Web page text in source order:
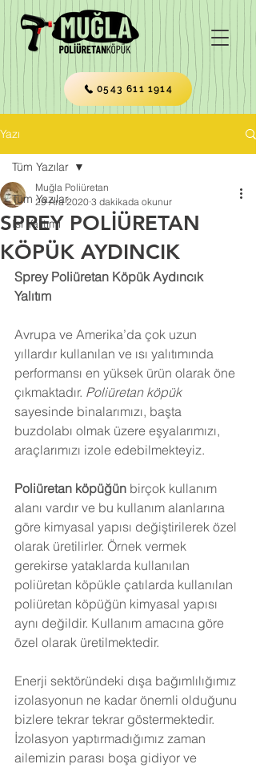
0543 611 1914
Yazı
Tüm Yazılar
Isı Yalıtımı
Tüm Yazılar
SPREY POLİÜRETAN
KÖPÜK AYDINCIK
Muğla Poliüretan
29 Ara 2020 3 dakikada okunur
Sprey Poliüretan Köpük Aydıncık
Yalıtım
Avrupa ve Amerika’da çok uzun
yıllardır kullanılan ve ısı yalıtımında
performansı en yüksek ürün olarak öne
çıkmaktadır. Poliüretan köpük
sayesinde binalarımızı, başta
buzdolabı olmak üzere eşyalarımızı,
araçlarımızı izole edebilmekteyiz.
Poliüretan köpüğün birçok kullanım
alanı vardır ve bu kullanım alanlarına
göre kimyasal yapısı değiştirilerek özel
olarak üretilirler. Örnek vermek
gerekirse yataklarda kullanılan
poliüretan köpükle çatılarda kullanılan
poliüretan köpüğün kimyasal yapısı
aynı değildir. Kullanım amacına göre
özel olarak üretilmektedir.
Enerji sektöründeki dışa bağımlılığımız
izolasyonun ne kadar önemli olduğunu
bizlere tekrar tekrar göstermektedir.
İzolasyon yaptırmadığımız zaman
ailemizin parası boşa gidiyor ve